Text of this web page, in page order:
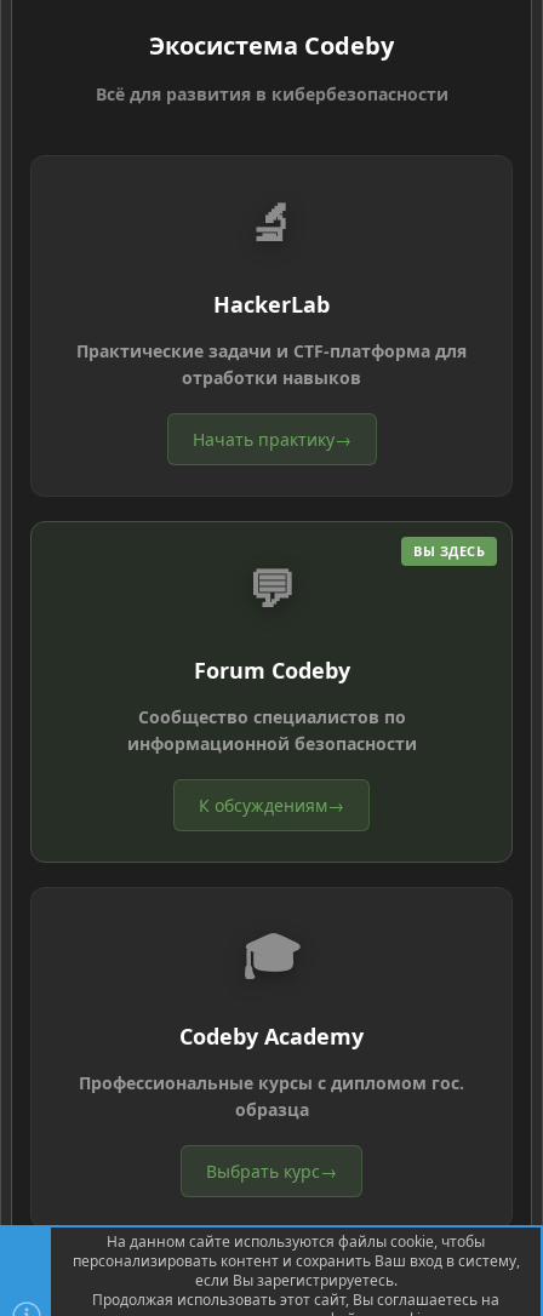
Экосистема Codeby
Всё для развития в кибербезопасности
🔬
HackerLab
Практические задачи и CTF-платформа для
отработки навыков
Начать практику→
ВЫ ЗДЕСЬ
💬
Forum Codeby
Сообщество специалистов по
информационной безопасности
К обсуждениям→
🎓
Codeby Academy
Профессиональные курсы с дипломом гос.
образца
Выбрать курс→